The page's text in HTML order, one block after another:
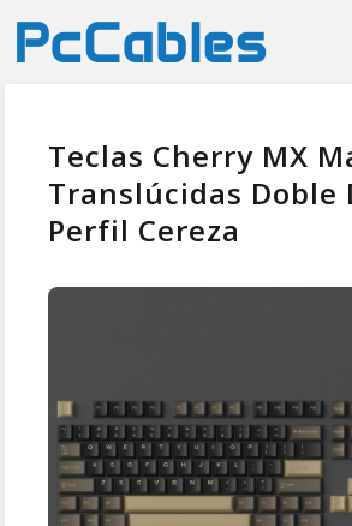
Teclas Cherry MX
Translúcidas Doble
Perfil Cereza